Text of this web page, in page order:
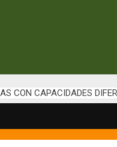
CON CAPACIDADES